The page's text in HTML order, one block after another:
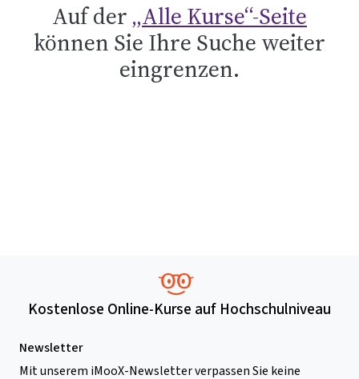
Auf der „Alle Kurse“-Seite
können Sie Ihre Suche weiter
eingrenzen.
Kostenlose Online-Kurse auf Hochschulniveau
Newsletter
Mit unserem iMooX-Newsletter verpassen Sie keine